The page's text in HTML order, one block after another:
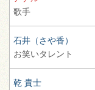
歌手
石井（さや香）
お笑いタレント
乾 貴士